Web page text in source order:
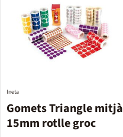
Gomets Triangle mitjà
15mm rotlle groc
Ineta